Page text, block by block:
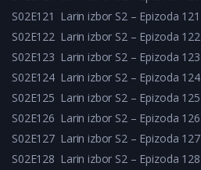
S02E121 Larin izbor S2 – Epizoda 121
S02E122 Larin izbor S2 – Epizoda 122
S02E123 Larin izbor S2 – Epizoda 123
S02E124 Larin izbor S2 – Epizoda 124
S02E125 Larin izbor S2 – Epizoda 125
S02E126 Larin izbor S2 – Epizoda 126
S02E127 Larin izbor S2 – Epizoda 127
S02E128 Larin izbor S2 – Epizoda 128